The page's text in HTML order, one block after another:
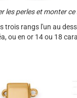
les perles et monter
rangs l'un au
ou en or 14 ou 18